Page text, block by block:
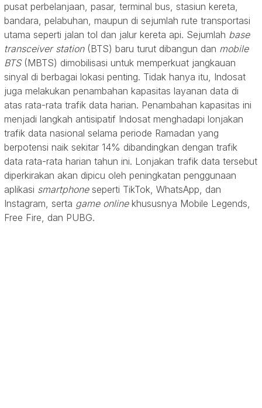
pusat perbelanjaan, pasar, terminal bus, stasiun kereta,
bandara, pelabuhan, maupun di sejumlah rute transportasi
utama seperti jalan tol dan jalur kereta api. Sejumlah base
transceiver station (BTS) baru turut dibangun dan mobile
BTS (MBTS) dimobilisasi untuk memperkuat jangkauan
sinyal di berbagai lokasi penting. Tidak hanya itu, Indosat
juga melakukan penambahan kapasitas layanan data di
atas rata-rata trafik data harian. Penambahan kapasitas ini
menjadi langkah antisipatif Indosat menghadapi lonjakan
trafik data nasional selama periode Ramadan yang
berpotensi naik sekitar 14% dibandingkan dengan trafik
data rata-rata harian tahun ini. Lonjakan trafik data tersebut
diperkirakan akan dipicu oleh peningkatan penggunaan
aplikasi smartphoneseperti TikTok, WhatsApp, dan
Instagram, serta game onlinekhususnya Mobile Legends,
Free Fire, dan PUBG.